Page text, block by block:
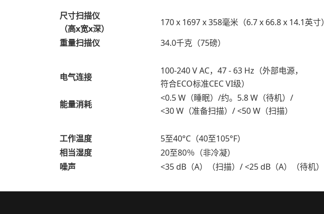
尺寸扫描仪
（高x宽x深）
170 x 1697 x 358毫米（6.7 x 66.8 x 14.1英寸）
重量扫描仪
34.0千克（75磅）
电气连接
100-240 V AC，47 - 63 Hz（外部电源，
符合ECO标准CEC VI级）
能量消耗
<0.5 W（睡眠）/约。5.8 W（待机）/
<30 W（准备扫描）/ <50 W（扫描）
工作温度
5至40°C（40至105°F）
相当湿度
20至80％（非冷凝）
噪声
<35 dB（A）（扫描）/ <25 dB（A）（待机）